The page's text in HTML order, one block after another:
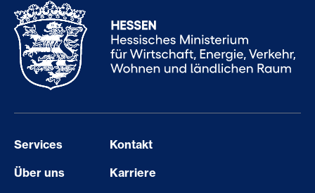
Services
Kontakt
Über uns
Karriere